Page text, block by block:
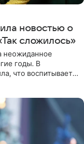
новостью о
сложилось»
неожиданное
годы. В
что воспитывает